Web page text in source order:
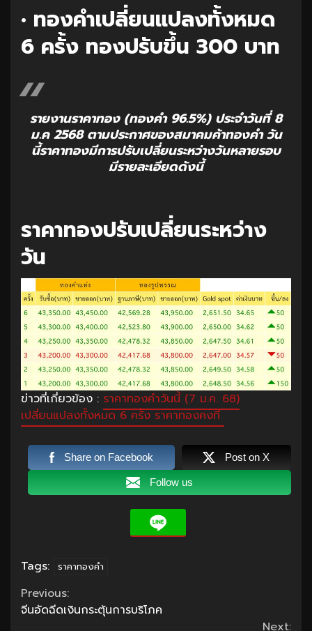
• ทองคำเปลี่ยนแปลงทั้งหมด
6 ครั้ง ทองปรับขึ้น 300 บาท
รายงานราคาทอง (ทองคำ 96.5%) ประจำวันที่ 8
ม.ค 2568 ตามประกาศของสมาคมค้าทองคำ วัน
นี้ราคาทองมีการปรับเปลี่ยนระหว่างวันหลายรอบ
มีรายละเอียดดังนี้
ราคาทองปรับเปลี่ยนระหว่าง
วัน
ข่าวที่เกี่ยวข้อง : ราคาทองคำวันนี้ (7 ม.ค. 68)
เปลี่ยนแปลงทั้งหมด 6 ครั้ง ราคาทองคงที่
Share on Facebook Post on X
Follow us
Tags: ราคาทองคำ
Continue
Reading
Previous:
จีนอัดฉีดเงินกระตุ้นการบริโภค
Next: